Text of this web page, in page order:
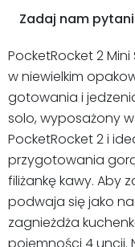
Zadaj nam
PocketRocket 2
w niewielkim
gotowania i
solo, wyposażony
PocketRocket 2 i
przygotowania
filiżankę kawy. Aby
podwaja się jako
zagnieżdża